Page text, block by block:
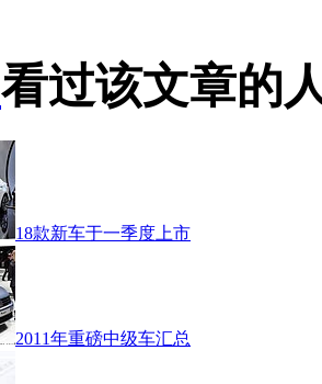
看过该文章的
18款新车于一季度上市
2011年重磅中级车汇总